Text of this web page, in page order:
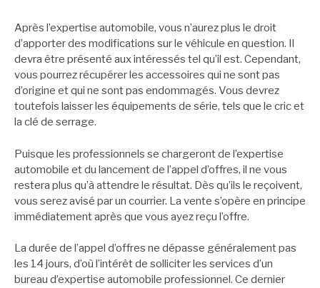
Après l’expertise automobile, vous n’aurez plus le droit
d’apporter des modifications sur le véhicule en question. Il
devra être présenté aux intéressés tel qu’il est. Cependant,
vous pourrez récupérer les accessoires qui ne sont pas
d’origine et qui ne sont pas endommagés. Vous devrez
toutefois laisser les équipements de série, tels que le cric et
la clé de serrage.
Puisque les professionnels se chargeront de l’expertise
automobile et du lancement de l’appel d’offres, il ne vous
restera plus qu’à attendre le résultat. Dès qu’ils le reçoivent,
vous serez avisé par un courrier. La vente s’opère en principe
immédiatement après que vous ayez reçu l’offre.
La durée de l’appel d’offres ne dépasse généralement pas
les 14 jours, d’où l’intérêt de solliciter les services d’un
bureau d’expertise automobile professionnel. Ce dernier